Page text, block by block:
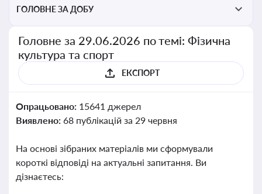
ГОЛОВНЕ ЗА ДОБУ
Головне за 29.06.2026 по темі: Фізична
культура та спорт
ЕКСПОРТ
Опрацьовано: 15641 джерел
Виявлено: 68 публікацій за 29 червня
На основі зібраних матеріалів ми сформували
короткі відповіді на актуальні запитання. Ви
дізнаєтесь: